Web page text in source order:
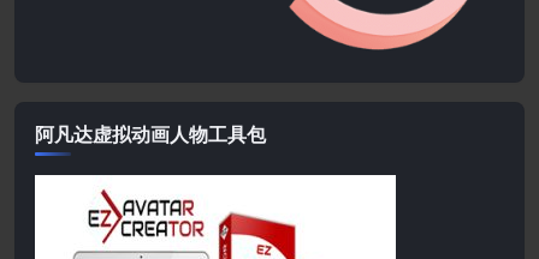
阿凡达虚拟动画人物工具包